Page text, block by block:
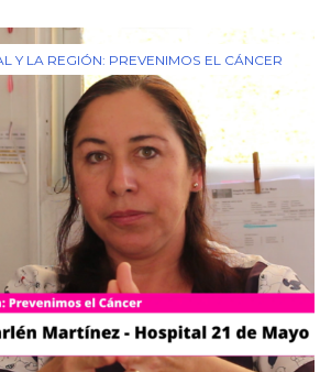
Y LA REGIÓN: PREVENIMOS EL CÁNCER